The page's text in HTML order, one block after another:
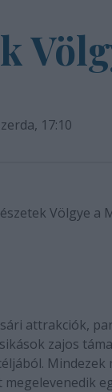
17:10
Völgye a
attrakciók,
zajos